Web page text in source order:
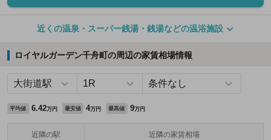
近くの温泉・スーパー銭湯・銭湯などの温浴施設
ロイヤルガーデン千舟町の周辺の家賃相場情報
平均値 6.42万円 最安値 4万円 最高値 9万円
近隣の駅 近隣の家賃相場